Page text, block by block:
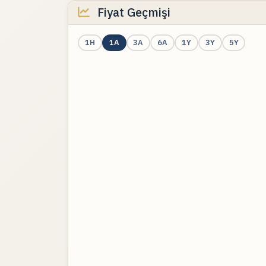
Fiyat Geçmişi
1H 1A 3A 6A 1Y 3Y 5Y